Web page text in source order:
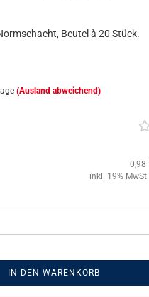
Beutel à 20 Stück.
(Ausland abweichend)
0,98
inkl. 19%
IN DEN WARENKORB